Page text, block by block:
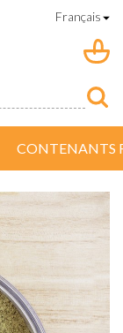
CONTENANTS